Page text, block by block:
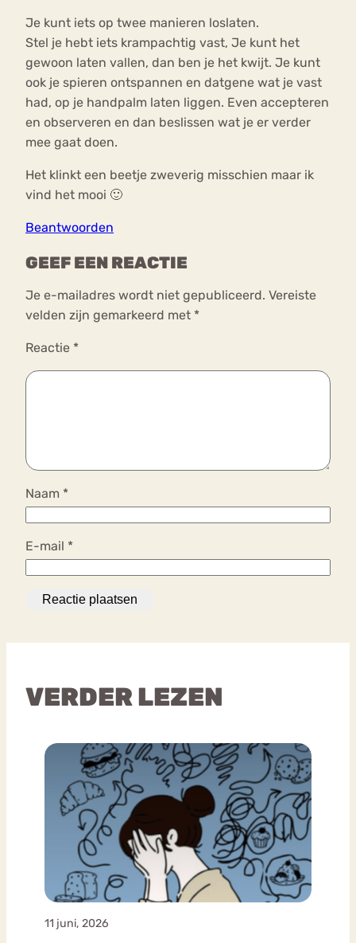
Je kunt iets op twee manieren loslaten.
Stel je hebt iets krampachtig vast, Je kunt het
gewoon laten vallen, dan ben je het kwijt. Je kunt
ook je spieren ontspannen en datgene wat je vast
had, op je handpalm laten liggen. Even accepteren
en observeren en dan beslissen wat je er verder
mee gaat doen.
Het klinkt een beetje zweverig misschien maar ik
vind het mooi 🙂
Beantwoorden
GEEF EEN REACTIE
Je e-mailadres wordt niet gepubliceerd. Vereiste
velden zijn gemarkeerd met *
Reactie *
Naam *
E-mail *
VERDER LEZEN
11 juni, 2026